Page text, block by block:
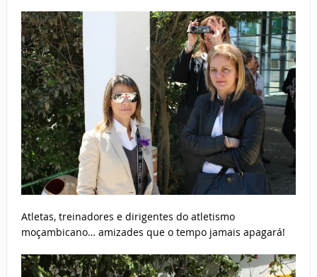
Atletas, treinadores e dirigentes do atletismo
moçambicano… amizades que o tempo jamais apagará!